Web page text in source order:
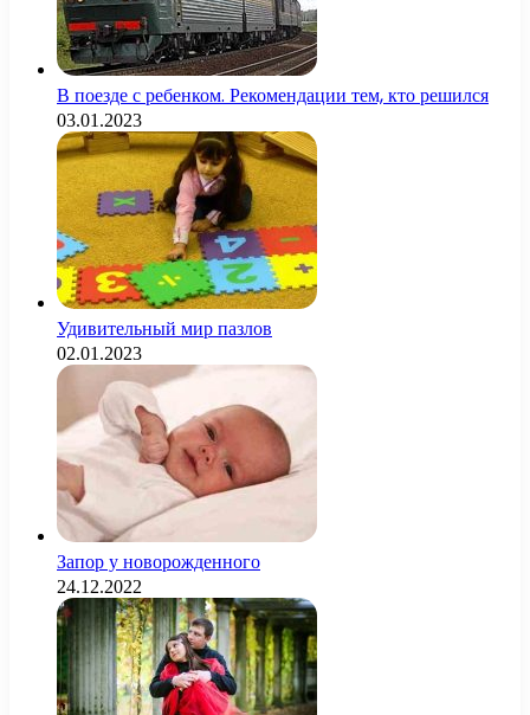
В поезде с ребенком. Рекомендации тем, кто решился
03.01.2023
Удивительный мир пазлов
02.01.2023
Запор у новорожденного
24.12.2022